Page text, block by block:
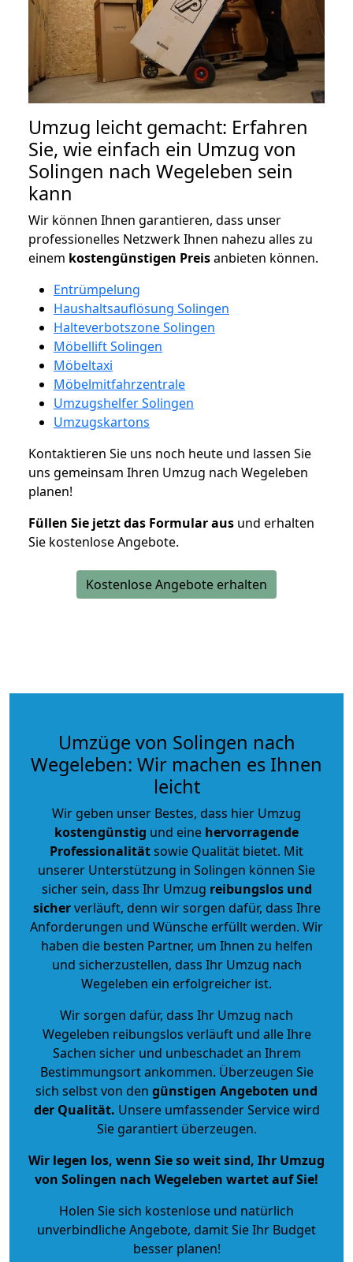
Umzug leicht gemacht: Erfahren
Sie, wie einfach ein Umzug von
Solingen nach Wegeleben sein
kann
Wir können Ihnen garantieren, dass unser
professionelles Netzwerk Ihnen nahezu alles zu
einem kostengünstigen Preisanbieten können.
Entrümpelung
Haushaltsauflösung Solingen
Halteverbotszone Solingen
Möbellift Solingen
Möbeltaxi
Möbelmitfahrzentrale
Umzugshelfer Solingen
Umzugskartons
Kontaktieren Sie uns noch heute und lassen Sie
uns gemeinsam Ihren Umzug nach Wegeleben
planen!
Füllen Sie jetzt das Formular aus und erhalten
Sie kostenlose Angebote.
Kostenlose Angebote erhalten
Umzüge von Solingen nach
Wegeleben: Wir machen es Ihnen
leicht
Wir geben unser Bestes, dass hier Umzug
kostengünstig und eine hervorragende
Professionalitätsowie Qualität bietet. Mit
unserer Unterstützung in Solingen können Sie
sicher sein, dass Ihr Umzug reibungslos und
sicherverläuft, denn wir sorgen dafür, dass Ihre
Anforderungen und Wünsche erfüllt werden. Wir
haben die besten Partner, um Ihnen zu helfen
und sicherzustellen, dass Ihr Umzug nach
Wegeleben ein erfolgreicher ist.
Wir sorgen dafür, dass Ihr Umzug nach
Wegeleben reibungslos verläuft und alle Ihre
Sachen sicher und unbeschadet an Ihrem
Bestimmungsort ankommen. Überzeugen Sie
sich selbst von den günstigen Angeboten und
der Qualität. Unsere umfassender Service wird
Sie garantiert überzeugen.
Wir legen los, wenn Sie so weit sind, Ihr Umzug
von Solingen nach Wegeleben wartet auf Sie!
Holen Sie sich kostenlose und natürlich
unverbindliche Angebote, damit Sie Ihr Budget
besser planen!